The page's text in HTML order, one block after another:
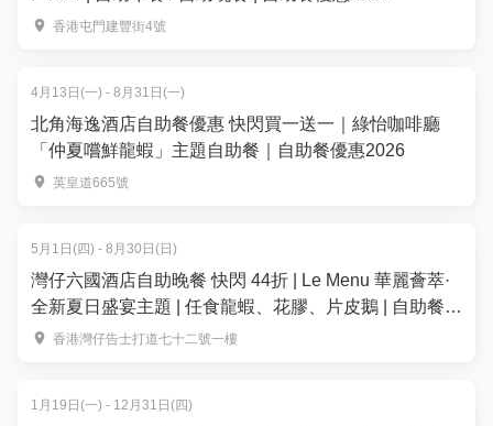
香港屯門建豐街4號
4月13日(一) - 8月31日(一)
北角海逸酒店自助餐優惠 快閃買一送一｜綠怡咖啡廳
「仲夏嚐鮮龍蝦」主題自助餐｜自助餐優惠2026
英皇道665號
5月1日(四) - 8月30日(日)
灣仔六國酒店自助晚餐 快閃 44折 | Le Menu 華麗薈萃·
全新夏日盛宴主題 | 任食龍蝦、花膠、片皮鵝 | 自助餐優
惠2026
香港灣仔告士打道七十二號一樓
1月19日(一) - 12月31日(四)